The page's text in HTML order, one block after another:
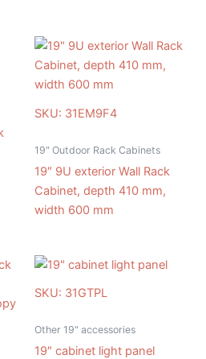
SKU: 31EM9F4
19" Outdoor Rack Cabinets
19″ 9U exterior Wall Rack
Cabinet, depth 410 mm,
width 600 mm
SKU: 31GTPL
Other 19" accessories
19″ cabinet light panel